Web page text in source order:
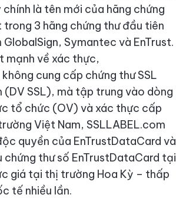
là tên mới của hãng chứng
trong 3 hãng chứng thư đầu tiên
Symantec và EnTrust.
mạnh về xác thực,
cung cấp chứng thư SSL
(DV SSL), mà tập trung vào dòng
tổ chức (OV) và xác thực cấp
Việt Nam, SSLLABEL.com
quyền của EnTrustDataCard và
chứng thư số EnTrustDataCard tại
giá tại thị trường Hoa Kỳ – thấp
tế nhiều lần.